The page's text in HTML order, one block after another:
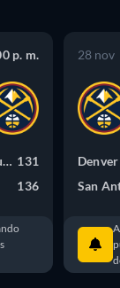
p. m.
San Antonio Spurs 131
136
28 nov